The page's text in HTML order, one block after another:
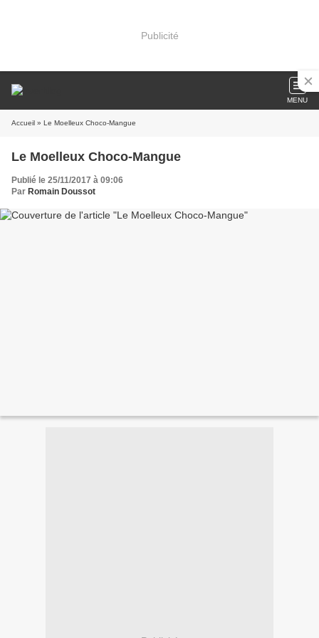
Publicité
MENU
Accueil » Le Moelleux Choco-Mangue
Le Moelleux Choco-Mangue
Publié le 25/11/2017 à 09:06
Par Romain Doussot